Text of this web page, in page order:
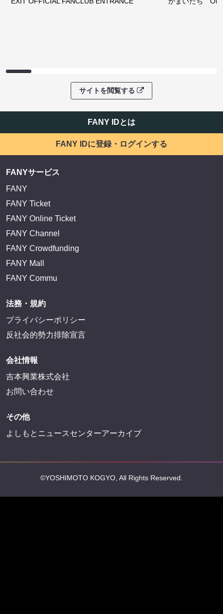
サイトを閲覧する
FANY IDとは
FANY IDに登録・ログインする
FANYサービス
FANY
FANY Ticket
FANY Online Ticket
FANY Channel
FANY Crowdfunding
FANY Mall
FANY Commu
法務・規約
プライバシーポリシー
反社会的勢力排除宣言
会社情報
吉本興業株式会社
お問い合わせ
その他
よしもとニュースセンターアーカイブ
©YOSHIMOTO KOGYO, All Rights Reserved.